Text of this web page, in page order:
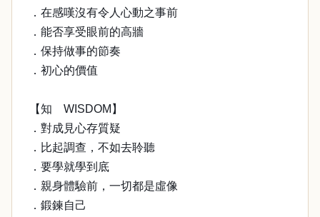
．在感嘆沒有令人心動之事前
．能否享受眼前的高牆
．保持做事的節奏
．初心的價值
【知 WISDOM】
．對成見心存質疑
．比起調查，不如去聆聽
．要學就學到底
．親身體驗前，一切都是虛像
．鍛鍊自己